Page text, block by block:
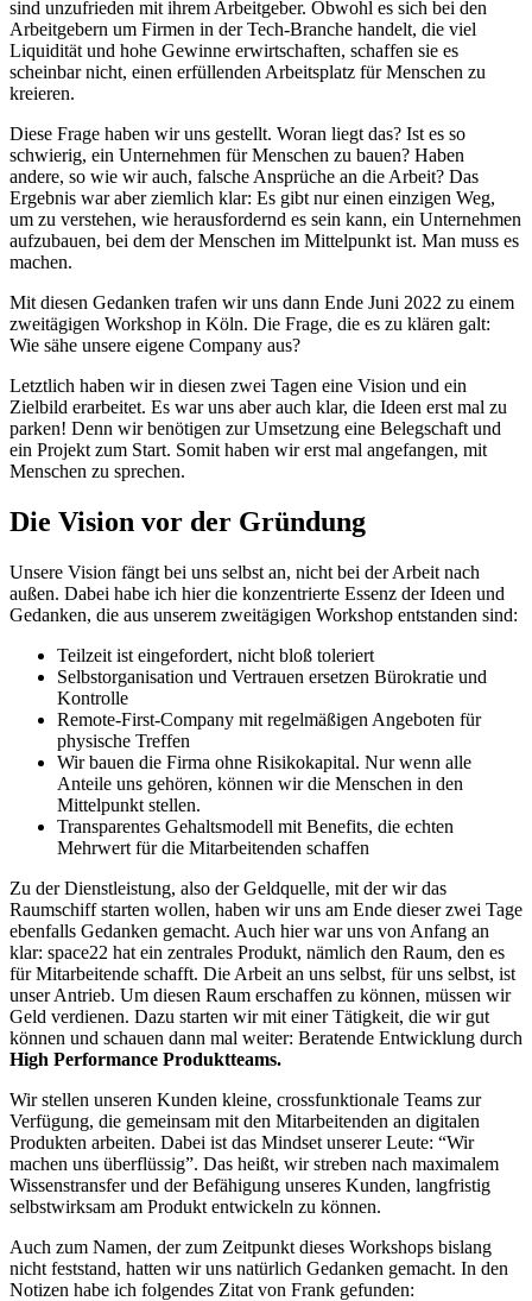
sind unzufrieden mit ihrem Arbeitgeber. Obwohl es sich bei den
Arbeitgebern um Firmen in der Tech-Branche handelt, die viel
Liquidität und hohe Gewinne erwirtschaften, schaffen sie es
scheinbar nicht, einen erfüllenden Arbeitsplatz für Menschen zu
kreieren.
Diese Frage haben wir uns gestellt. Woran liegt das? Ist es so
schwierig, ein Unternehmen für Menschen zu bauen? Haben
andere, so wie wir auch, falsche Ansprüche an die Arbeit? Das
Ergebnis war aber ziemlich klar: Es gibt nur einen einzigen Weg,
um zu verstehen, wie herausfordernd es sein kann, ein Unternehmen
aufzubauen, bei dem der Menschen im Mittelpunkt ist. Man muss es
machen.
Mit diesen Gedanken trafen wir uns dann Ende Juni 2022 zu einem
zweitägigen Workshop in Köln. Die Frage, die es zu klären galt:
Wie sähe unsere eigene Company aus?
Letztlich haben wir in diesen zwei Tagen eine Vision und ein
Zielbild erarbeitet. Es war uns aber auch klar, die Ideen erst mal zu
parken! Denn wir benötigen zur Umsetzung eine Belegschaft und
ein Projekt zum Start. Somit haben wir erst mal angefangen, mit
Menschen zu sprechen.
Die Vision vor der Gründung
Unsere Vision fängt bei uns selbst an, nicht bei der Arbeit nach
außen. Dabei habe ich hier die konzentrierte Essenz der Ideen und
Gedanken, die aus unserem zweitägigen Workshop entstanden sind:
Teilzeit ist eingefordert, nicht bloß toleriert
Selbstorganisation und Vertrauen ersetzen Bürokratie und
Kontrolle
Remote-First-Company mit regelmäßigen Angeboten für
physische Treffen
Wir bauen die Firma ohne Risikokapital. Nur wenn alle
Anteile uns gehören, können wir die Menschen in den
Mittelpunkt stellen.
Transparentes Gehaltsmodell mit Benefits, die echten
Mehrwert für die Mitarbeitenden schaffen
Zu der Dienstleistung, also der Geldquelle, mit der wir das
Raumschiff starten wollen, haben wir uns am Ende dieser zwei Tage
ebenfalls Gedanken gemacht. Auch hier war uns von Anfang an
klar: space22 hat ein zentrales Produkt, nämlich den Raum, den es
für Mitarbeitende schafft. Die Arbeit an uns selbst, für uns selbst, ist
unser Antrieb. Um diesen Raum erschaffen zu können, müssen wir
Geld verdienen. Dazu starten wir mit einer Tätigkeit, die wir gut
können und schauen dann mal weiter: Beratende Entwicklung durch
High Performance Produktteams.
Wir stellen unseren Kunden kleine, crossfunktionale Teams zur
Verfügung, die gemeinsam mit den Mitarbeitenden an digitalen
Produkten arbeiten. Dabei ist das Mindset unserer Leute: “Wir
machen uns überflüssig”. Das heißt, wir streben nach maximalem
Wissenstransfer und der Befähigung unseres Kunden, langfristig
selbstwirksam am Produkt entwickeln zu können.
Auch zum Namen, der zum Zeitpunkt dieses Workshops bislang
nicht feststand, hatten wir uns natürlich Gedanken gemacht. In den
Notizen habe ich folgendes Zitat von Frank gefunden: